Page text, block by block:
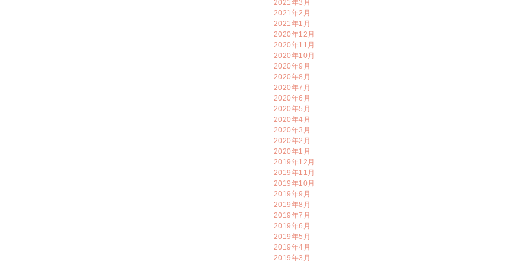
2021年3月
2021年2月
2021年1月
2020年12月
2020年11月
2020年10月
2020年9月
2020年8月
2020年7月
2020年6月
2020年5月
2020年4月
2020年3月
2020年2月
2020年1月
2019年12月
2019年11月
2019年10月
2019年9月
2019年8月
2019年7月
2019年6月
2019年5月
2019年4月
2019年3月